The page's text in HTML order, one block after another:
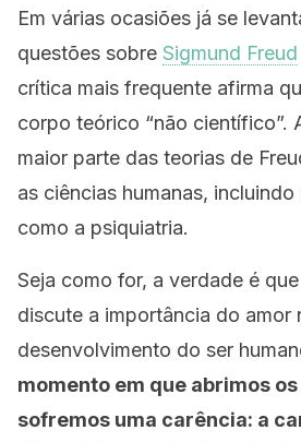
Em várias ocasiões já se
questões sobre Sigmund Freud
crítica mais frequente afirma
corpo teórico “não científico”.
maior parte das teorias de
as ciências humanas, incluindo
como a psiquiatria.
Seja como for, a verdade é
discute a importância do amor
desenvolvimento do ser
momento em que abrimos
sofremos uma carência: a